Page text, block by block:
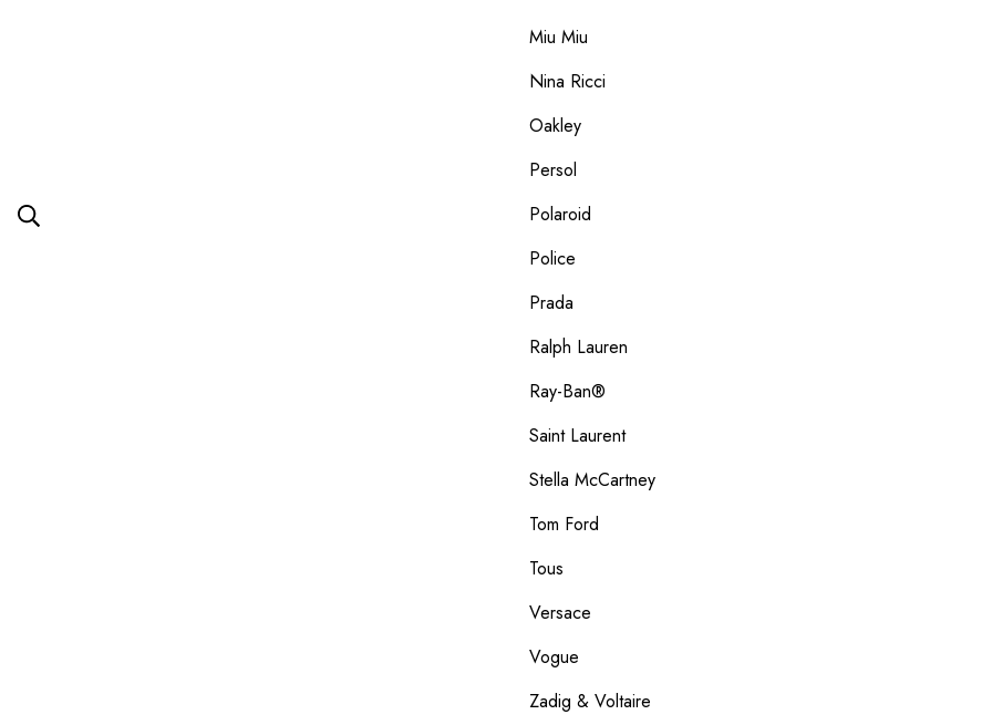
Miu Miu
Nina Ricci
Oakley
Persol
Polaroid
Police
Prada
Ralph Lauren
Ray-Ban®
Saint Laurent
Stella McCartney
Tom Ford
Tous
Versace
Vogue
Zadig & Voltaire